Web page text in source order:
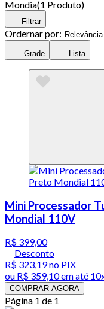
Mondia(1 Produto)
Filtrar
Ordernar por:
Grade Lista
Mini Processador
Mondial 110V
R$ 399,00
Desconto
R$ 323,19no PIX
ou R$ 359,10em até
COMPRAR AGORA
Página 1 de 1